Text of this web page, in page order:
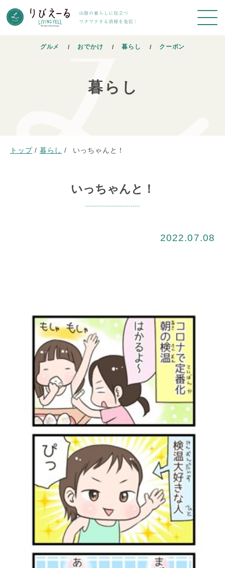
グルメ おでかけ 暮らし クーポン
暮らし
トップ / 暮らし / いっちゃんと！
いっちゃんと！
2022.07.08